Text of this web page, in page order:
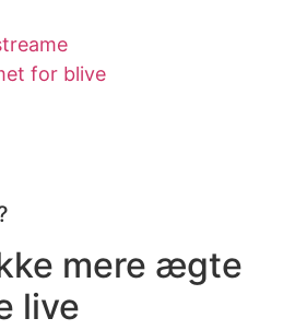
for blive
mere ægte
live